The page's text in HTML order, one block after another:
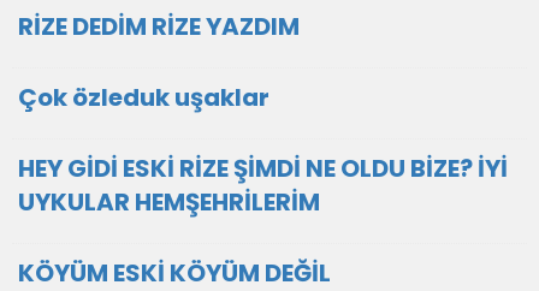
RİZE DEDİM RİZE YAZDIM
Çok özleduk uşaklar
HEY GİDİ ESKİ RİZE ŞİMDİ NE OLDU BİZE? İYİ
UYKULAR HEMŞEHRİLERİM
KÖYÜM ESKİ KÖYÜM DEĞİL